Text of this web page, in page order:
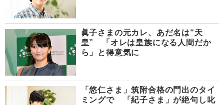
眞子さまの元カレ、あだ名は“天
皇” 「オレは皇族になる人間だか
ら」と得意気に
「悠仁さま」筑附合格の門出のタイ
ミングで 「紀子さま」が絶句し叱